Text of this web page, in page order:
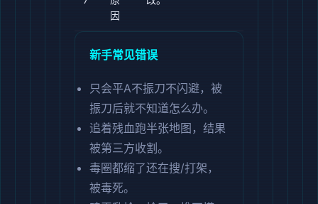
因
新手常见错误
只会平A不振刀不闪避，被
振刀后就不知道怎么办。
追着残血跑半张地图，结果
被第三方收割。
毒圈都缩了还在搜/打架，
被毒死。